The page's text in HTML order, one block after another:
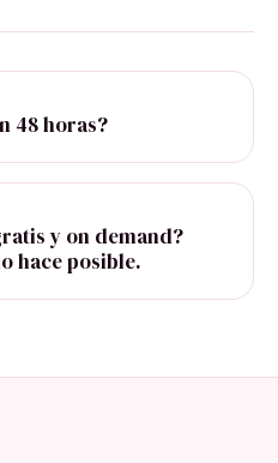
48 horas?
y on demand?
hace posible.